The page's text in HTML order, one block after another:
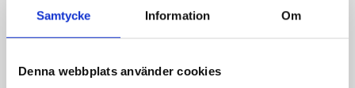
Samtycke Information Om
Denna webbplats använder cookies
med äppelsalsa och
rostad majs och